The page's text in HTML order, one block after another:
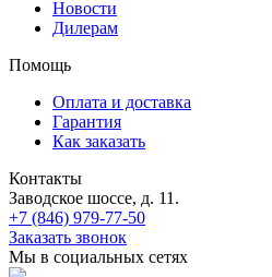
Новости
Дилерам
Помощь
Оплата и доставка
Гарантия
Как заказать
Контакты
Заводское шоссе, д. 11.
+7 (846) 979-77-50
Заказать звонок
Мы в социальных сетях